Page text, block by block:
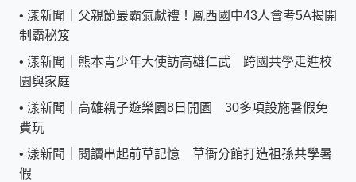
• 漾新聞｜父親節最霸氣獻禮！鳳西國中43人會考5A揭開
制霸秘笈
• 漾新聞｜熊本青少年大使訪高雄仁武 跨國共學走進校
園與家庭
• 漾新聞｜高雄親子遊樂園8日開園 30多項設施暑假免
費玩
• 漾新聞｜閱讀串起前草記憶 草衙分館打造祖孫共學暑
假